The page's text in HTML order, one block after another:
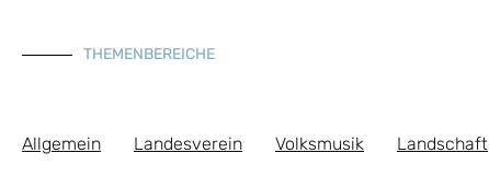
THEMENBEREICHE
Allgemein Landesverein Volksmusik Landschaft